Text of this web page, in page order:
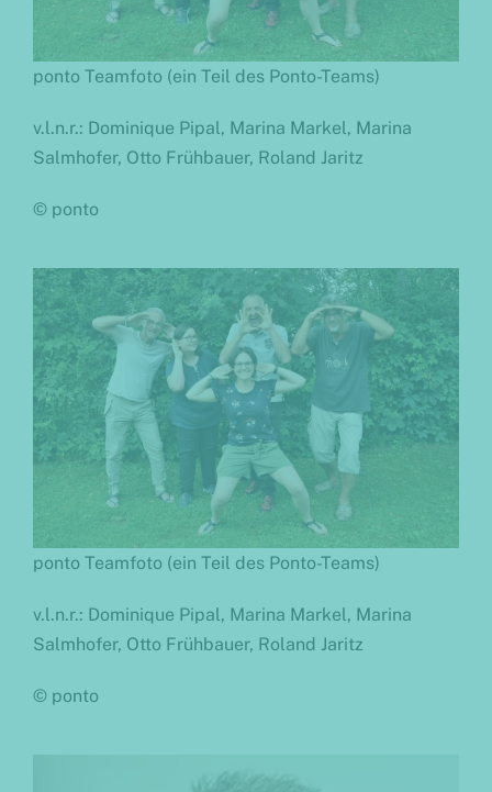
ponto Teamfoto (ein Teil des Ponto-Teams)
v.l.n.r.: Dominique Pipal, Marina Markel, Marina
Salmhofer, Otto Frühbauer, Roland Jaritz
© ponto
ponto Teamfoto (ein Teil des Ponto-Teams)
v.l.n.r.: Dominique Pipal, Marina Markel, Marina
Salmhofer, Otto Frühbauer, Roland Jaritz
© ponto